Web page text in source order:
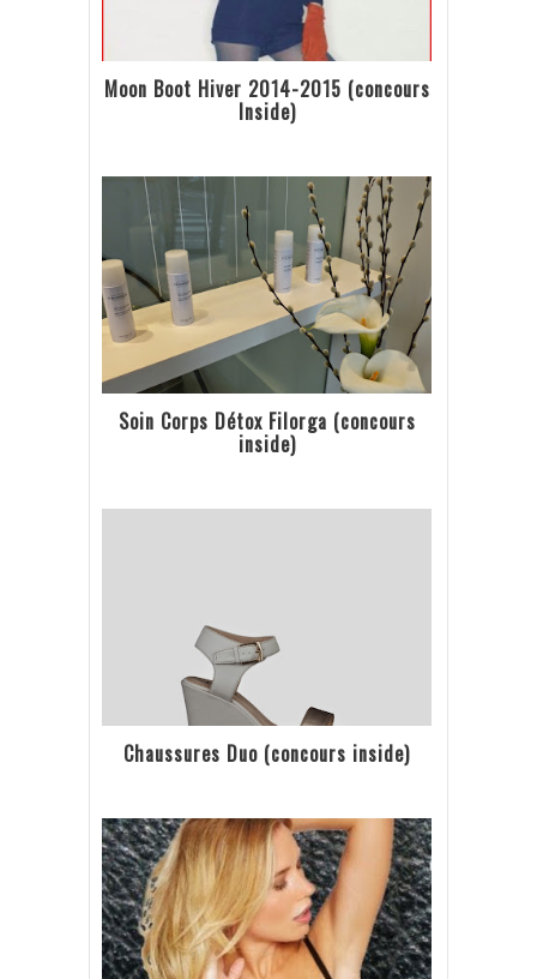
Moon Boot Hiver 2014-2015 (concours
Inside)
Soin Corps Détox Filorga (concours
inside)
Chaussures Duo (concours inside)